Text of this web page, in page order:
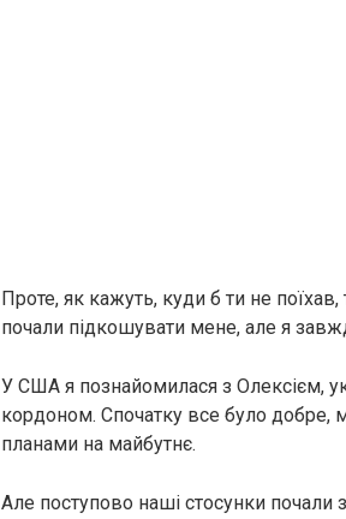
Проте, як кажуть, куди б ти не
почали підкошувати мене, але я
У США я познайомилася з Олексієм,
кордоном. Спочатку все було добре,
планами на майбутнє.
Але поступово наші стосунки